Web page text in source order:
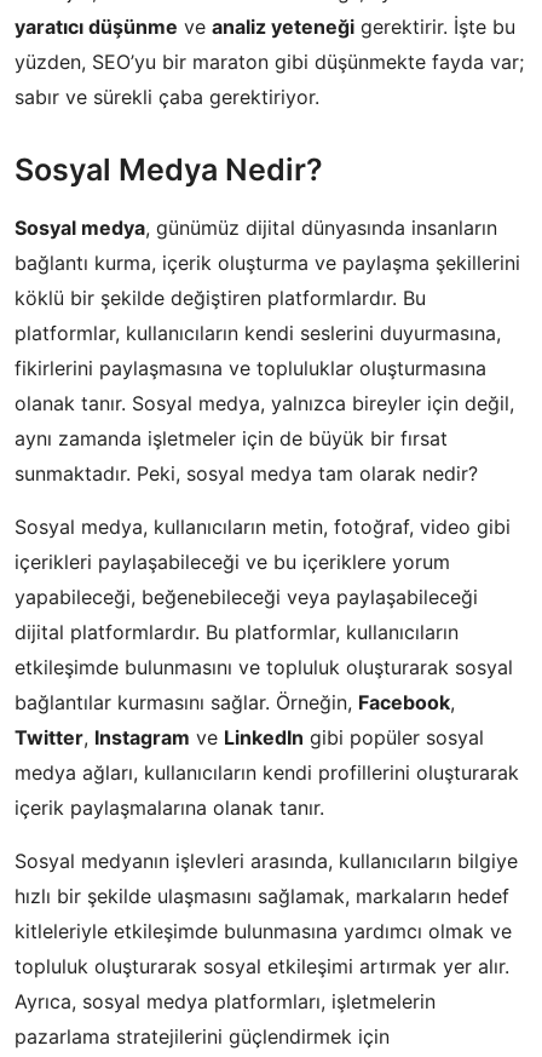
yaratıcı düşünme ve analiz yeteneği gerektirir. İşte bu
yüzden, SEO’yu bir maraton gibi düşünmekte fayda var;
sabır ve sürekli çaba gerektiriyor.
Sosyal Medya Nedir?
Sosyal medya, günümüz dijital dünyasında insanların
bağlantı kurma, içerik oluşturma ve paylaşma şekillerini
köklü bir şekilde değiştiren platformlardır. Bu
platformlar, kullanıcıların kendi seslerini duyurmasına,
fikirlerini paylaşmasına ve topluluklar oluşturmasına
olanak tanır. Sosyal medya, yalnızca bireyler için değil,
aynı zamanda işletmeler için de büyük bir fırsat
sunmaktadır. Peki, sosyal medya tam olarak nedir?
Sosyal medya, kullanıcıların metin, fotoğraf, video gibi
içerikleri paylaşabileceği ve bu içeriklere yorum
yapabileceği, beğenebileceği veya paylaşabileceği
dijital platformlardır. Bu platformlar, kullanıcıların
etkileşimde bulunmasını ve topluluk oluşturarak sosyal
bağlantılar kurmasını sağlar. Örneğin, Facebook,
Twitter, Instagram ve LinkedIn gibi popüler sosyal
medya ağları, kullanıcıların kendi profillerini oluşturarak
içerik paylaşmalarına olanak tanır.
Sosyal medyanın işlevleri arasında, kullanıcıların bilgiye
hızlı bir şekilde ulaşmasını sağlamak, markaların hedef
kitleleriyle etkileşimde bulunmasına yardımcı olmak ve
topluluk oluşturarak sosyal etkileşimi artırmak yer alır.
Ayrıca, sosyal medya platformları, işletmelerin
pazarlama stratejilerini güçlendirmek için